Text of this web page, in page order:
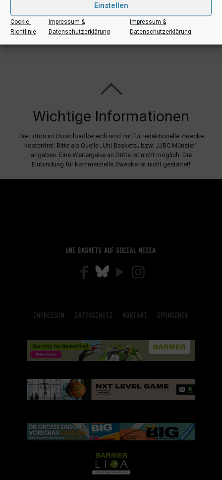
Einstellen
Cookie-
Richtlinie
Impressum &
Datenschutzerklärung
Impressum &
Datenschutzerklärung
Wichtige Informationen
Die Fotos im Downloadbereich sind nur für redaktionelle Zwecke
kostenfrei. Bitte als Quelle „Uni Baskets„ bzw. „UBC Münster”
angeben. Eine Weitergabe an Dritte ist nicht möglich. Die
Einbindung für kommerzielle Zwecke ist nicht gestattet!
Uni Baskets auf Social Media
Impressum Datenschutz Kontakt Sponsoren